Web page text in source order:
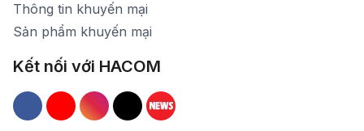
Thông tin khuyến mại
Sản phẩm khuyến mại
Kết nối với HACOM
Hacom Facebook
Hacom YouTube
Hacom Instagram
Hacom TikTok